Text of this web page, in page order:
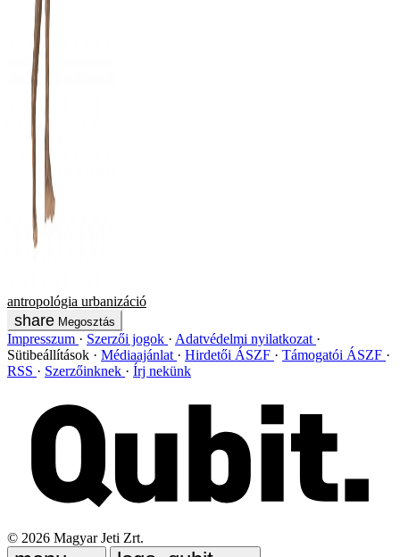
antropológia urbanizáció
Megosztás
Impresszum Szerzői jogok
Adatvédelmi nyilatkozat
Sütibeállítások
Médiaajánlat Hirdetői ÁSZF
Támogatói ÁSZF
RSS
Szerzőinknek Írj nekünk
© 2026 Magyar Jeti Zrt.